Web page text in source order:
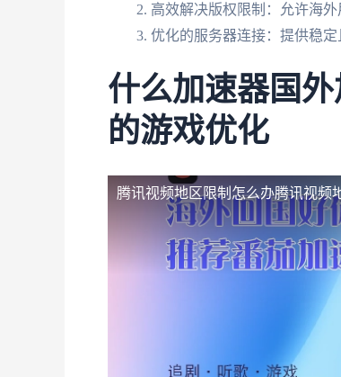
高效解决版权限制：允许海
优化的服务器连接：提供稳定
什么加速器国
的游戏优化
腾讯视频地区限制怎么办腾讯视频